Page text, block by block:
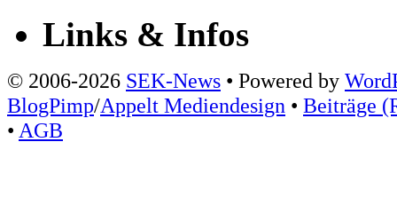
Links & Infos
© 2006-2026 SEK-News • Powered by
BlogPimp/Appelt Mediendesign • Beiträge
• AGB